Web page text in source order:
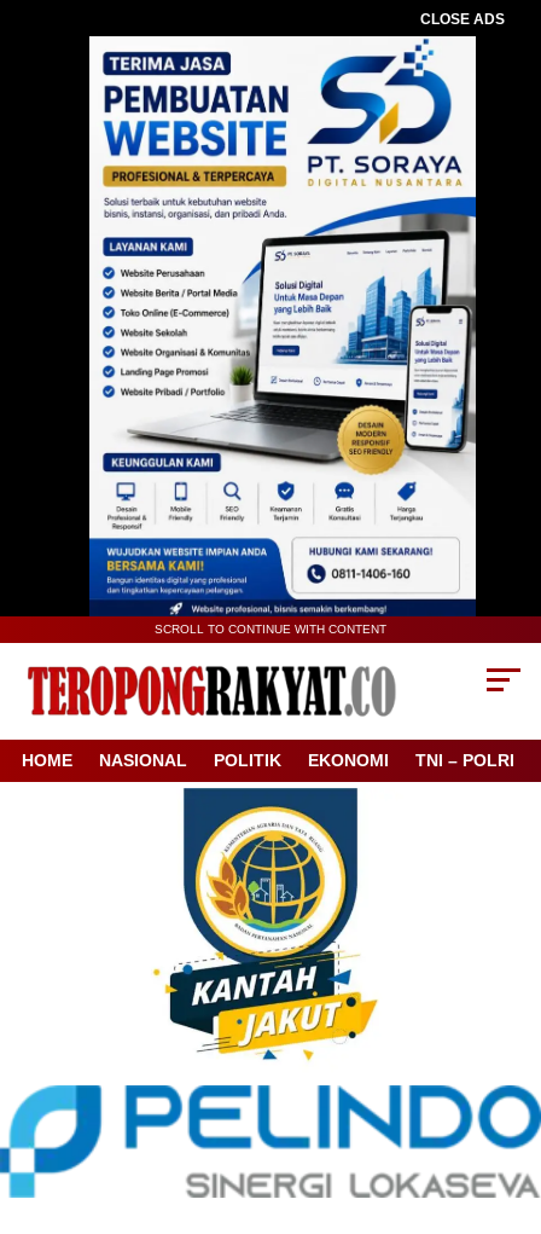
CLOSE ADS
SCROLL TO CONTINUE WITH CONTENT
HOME NASIONAL POLITIK EKONOMI TNI – POLRI